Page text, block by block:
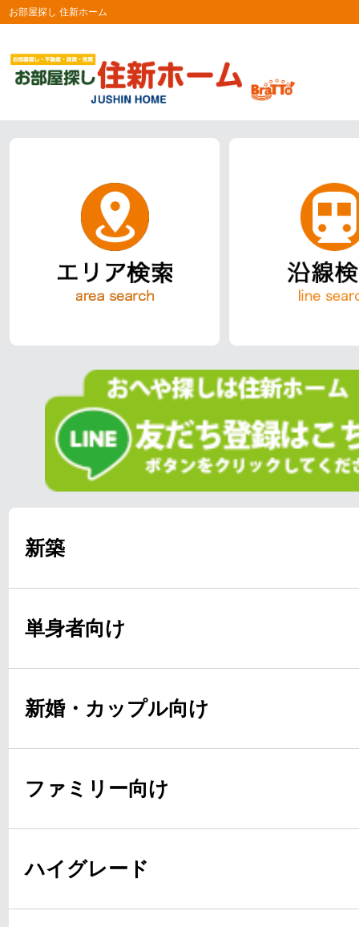
お部屋探し 住新ホーム
新築
単身者向け
新婚・カップル向け
ファミリー向け
ハイグレード